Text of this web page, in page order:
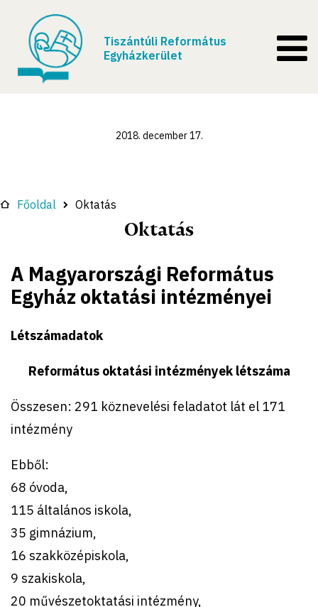
Tiszántúli Református
Egyházkerület
2018. december 17.
Főoldal Oktatás
Oktatás
A Magyarországi Református
Egyház oktatási intézményei
Létszámadatok
Református oktatási intézmények létszáma
Összesen: 291 köznevelési feladatot lát el 171
intézmény
Ebből:
68 óvoda,
115 általános iskola,
35 gimnázium,
16 szakközépiskola,
9 szakiskola,
20 művészetoktatási intézmény,